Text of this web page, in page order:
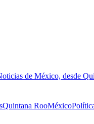
de México, desde
Quintana RooMéxico